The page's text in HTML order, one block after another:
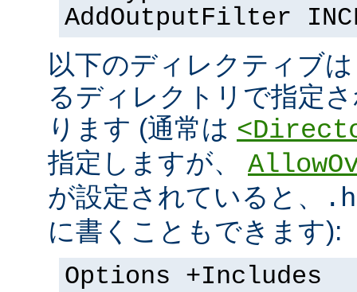
AddOutputFilter
以下のディレクティブ
るディレクトリで指定
ります (通常は
指定しますが、
が設定されていると、
に書くこともできます):
Options +Includes